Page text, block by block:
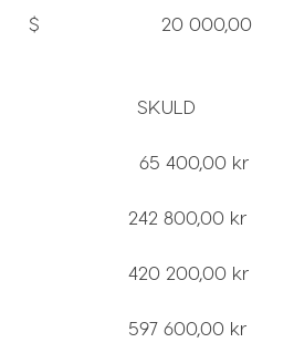
$ 20 000,00
SKULD
65 400,00 kr
242 800,00 kr
420 200,00 kr
597 600,00 kr